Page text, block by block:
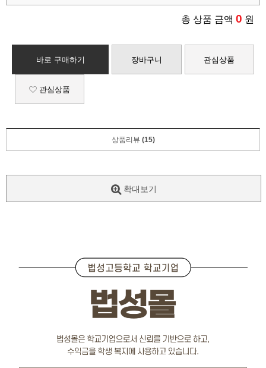
총 상품 금액 0 원
바로 구매하기 장바구니 관심상품
관심상품
상품리뷰 (15)
확대보기